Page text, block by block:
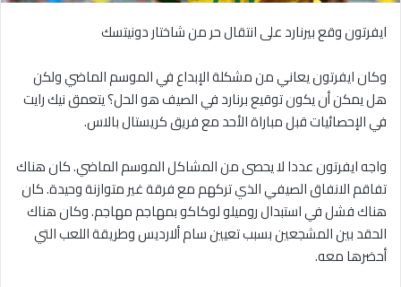
ايفرتون وقع بيرنارد على انتقال حر من شاختار دونيتسك
وكان ايفرتون يعاني من مشكلة الإبداع في الموسم الماضي ولكن
هل يمكن أن يكون توقيع برنارد في الصيف هو الحل؟ يتعمق نيك رايت
في الإحصائيات قبل مباراة الأحد مع فريق كريستال بالاس.
واجه ايفرتون عددا لا يحصى من المشاكل الموسم الماضي. كان هناك
تفاقم الانفاق الصيفي الذي تركهم مع فرقة غير متوازنة وحيدة. كان
هناك فشل في استبدال روميلو لوكاكو بمهاجم مهاجم. وكان هناك
الحقد بين المشجعين بسبب تعيين سام ألارديس وطريقة اللعب التي
أحضرها معه.